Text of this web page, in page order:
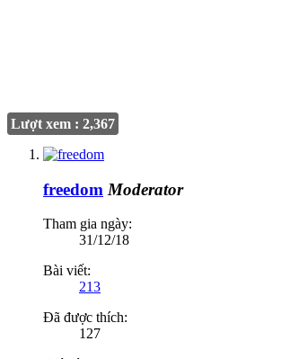
Lượt xem : 2,367
freedom Moderator
Tham gia ngày:
31/12/18
Bài viết:
213
Đã được thích:
127